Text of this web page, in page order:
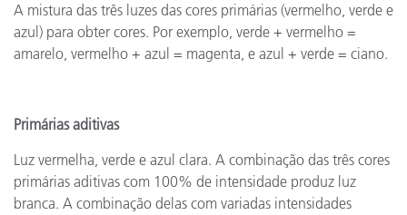
A mistura das três luzes das cores primárias (vermelho, verde e
azul) para obter cores. Por exemplo, verde + vermelho =
amarelo, vermelho + azul = magenta, e azul + verde = ciano.
Primárias aditivas
Luz vermelha, verde e azul clara. A combinação das três cores
primárias aditivas com 100% de intensidade produz luz
branca. A combinação delas com variadas intensidades